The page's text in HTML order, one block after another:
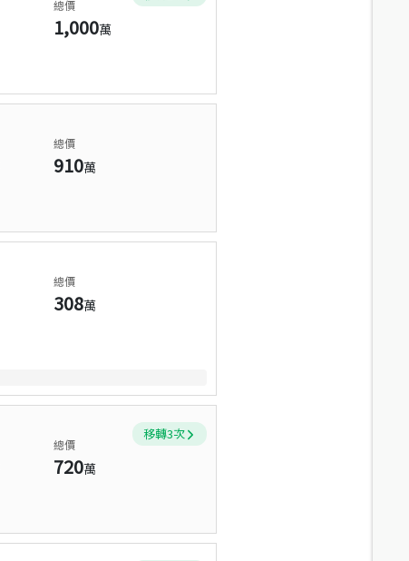
總價
1,000萬
總價
910萬
總價
308萬
總價
720萬
移轉3次